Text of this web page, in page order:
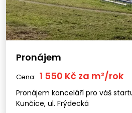
Pronájem
Cena: 1 550 Kč za m²/rok
Pronájem kanceláří pro váš
Kunčice, ul. Frýdecká